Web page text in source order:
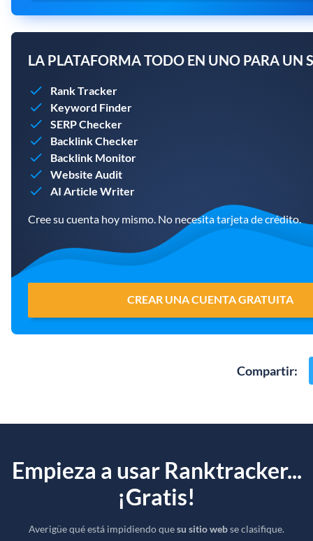
LA PLATAFORMA TODO EN UNO PARA UN
Rank Tracker
Keyword Finder
SERP Checker
Backlink Checker
Backlink Monitor
Website Audit
AI Article Writer
Cree su cuenta hoy mismo. No necesita tarjeta de crédito.
CREAR UNA CUENTA GRATUITA
Compartir:
Empieza a usar Ranktracker...
¡Gratis!
Averigüe qué está impidiendo quesu sitio webse clasifique.